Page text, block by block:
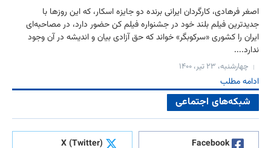
اصغر فرهادی، کارگردان ایرانی برنده دو جایزه اسکار، که این روزها با
جدیدترین فیلم بلند خود در جشنواره فیلم کن حضور دارد، در مصاحبه‌ای
ایران را کشوری «سرکوبگر» خواند که حق آزادی بیان و اندیشه در آن وجود
ندارد....
چهارشنبه، ۲۳ تیر، ۱۴۰۰
ادامه مطلب
شبکه‌های اجتماعی
Facebook
X (Twitter)